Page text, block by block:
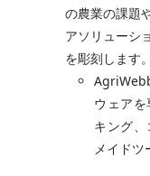
の農業の課題
アソリューシ
を彫刻します。
ウェア
キング
メイドツ